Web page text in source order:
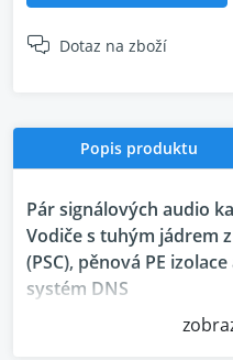
Dotaz na zboží
Popis produktu
Pár signálových audio
Vodiče s tuhým jádrem
(PSC), pěnová PE
systém DNS